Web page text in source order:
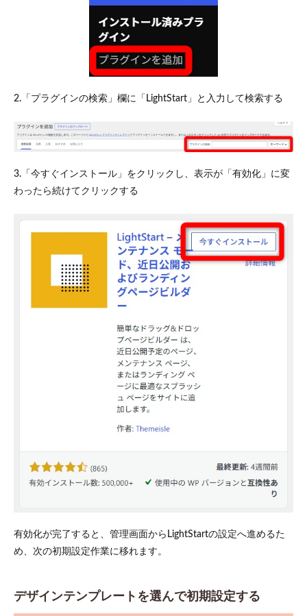
2.「プラグインの検索」欄に「LightStart」と入力して検索する
3.「今すぐインストール」をクリックし、表示が「有効化」に変
わったら続けてクリックする
有効化が完了すると、管理画面からLightStartの設定へ進めるた
め、次の初期設定作業に移れます。
デザインテンプレートを選んで初期設定する